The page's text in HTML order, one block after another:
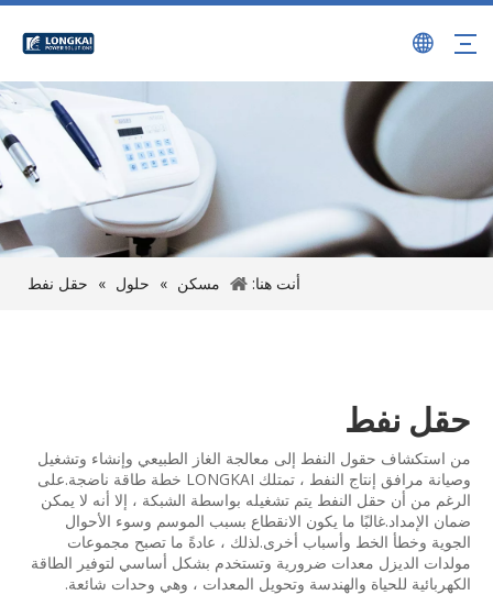
أنت هنا: مسكن » حلول » حقل نفط
حقل نفط
من استكشاف حقول النفط إلى معالجة الغاز الطبيعي وإنشاء وتشغيل
وصيانة مرافق إنتاج النفط ، تمتلك LONGKAI خطة طاقة ناضجة.على
الرغم من أن حقل النفط يتم تشغيله بواسطة الشبكة ، إلا أنه لا يمكن
ضمان الإمداد.غالبًا ما يكون الانقطاع بسبب الموسم وسوء الأحوال
الجوية وخطأ الخط وأسباب أخرى.لذلك ، عادةً ما تصبح مجموعات
مولدات الديزل معدات ضرورية وتستخدم بشكل أساسي لتوفير الطاقة
الكهربائية للحياة والهندسة وتحويل المعدات ، وهي وحدات شائعة.